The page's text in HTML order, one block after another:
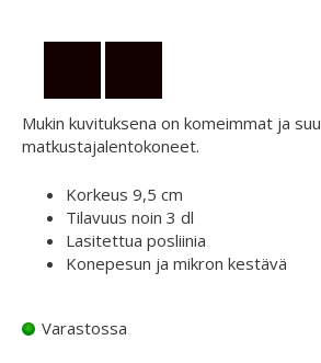
Mukin kuvituksena on komeimmat ja
matkustajalentokoneet.
Korkeus 9,5 cm
Tilavuus noin 3 dl
Lasitettua posliinia
Konepesun ja mikron kestävä
Varastossa